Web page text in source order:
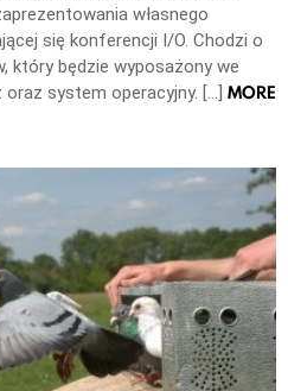
własnego
się konferencji I/O. Chodzi o
który będzie wyposażony we
system operacyjny. […] MORE